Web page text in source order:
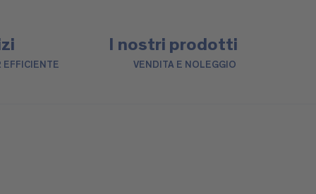
EFFICIENTE
I nostri prodotti
VENDITA E NOLEGGIO